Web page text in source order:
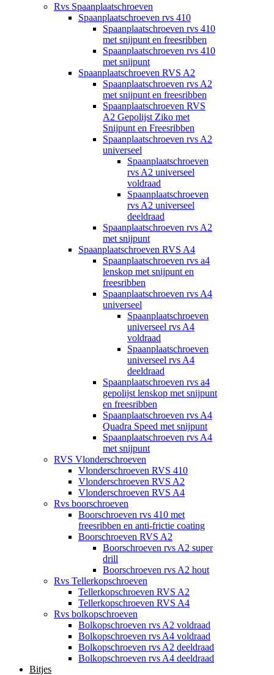
Rvs Spaanplaatschroeven
Spaanplaatschroeven rvs 410
Spaanplaatschroeven rvs 410
met snijpunt en freesribben
Spaanplaatschroeven rvs 410
met snijpunt
Spaanplaatschroeven RVS A2
Spaanplaatschroeven rvs A2
met snijpunt en freesribben
Spaanplaatschroeven RVS
A2 Gepolijst Ziko met
Snijpunt en Freesribben
Spaanplaatschroeven rvs A2
universeel
Spaanplaatschroeven
rvs A2 universeel
voldraad
Spaanplaatschroeven
rvs A2 universeel
deeldraad
Spaanplaatschroeven rvs A2
met snijpunt
Spaanplaatschroeven RVS A4
Spaanplaatschroeven rvs a4
lenskop met snijpunt en
freesribben
Spaanplaatschroeven rvs A4
universeel
Spaanplaatschroeven
universeel rvs A4
voldraad
Spaanplaatschroeven
universeel rvs A4
deeldraad
Spaanplaatschroeven rvs a4
gepolijst lenskop met snijpunt
en freesribben
Spaanplaatschroeven rvs A4
Quadra Speed met snijpunt
Spaanplaatschroeven rvs A4
met snijpunt
RVS Vlonderschroeven
Vlonderschroeven RVS 410
Vlonderschroeven RVS A2
Vlonderschroeven RVS A4
Rvs boorschroeven
Boorschroeven rvs 410 met
freesribben en anti-frictie coating
Boorschroeven RVS A2
Boorschroeven rvs A2 super
drill
Boorschroeven rvs A2 hout
Rvs Tellerkopschroeven
Tellerkopschroeven RVS A2
Tellerkopschroeven RVS A4
Rvs bolkopschroeven
Bolkopschroeven rvs A2 voldraad
Bolkopschroeven rvs A4 voldraad
Bolkopschroeven rvs A2 deeldraad
Bolkopschroeven rvs A4 deeldraad
Bitjes